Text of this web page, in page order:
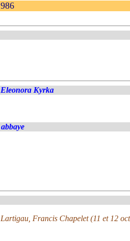
Kyrka
abbaye
Francis Chapelet (11 et 12